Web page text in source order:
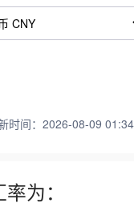
时间：2026-08-09
为：